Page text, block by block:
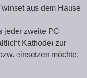
aus dem Hause
jeder zweite PC
Kathode) zur
einsetzen möchte.